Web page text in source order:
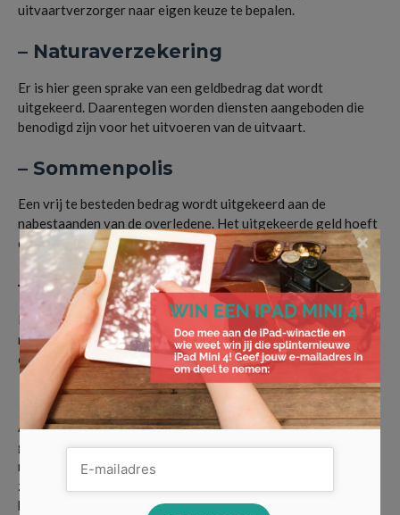
uitvaartverzorger naar eigen keuze te bepalen.
– Naturaverzekering
Er is hier geen sprake van een geldbedrag dat wordt
uitgekeerd. Daarentegen worden diensten aangeboden die
benodigd zijn voor het uitvoeren van de uitvaart.
– Sommenpolis
Een vrij te besteden bedrag wordt uitgekeerd aan de
nabestaanden van de overledene. Het uitgekeerde geld hoeft
dus niet gebruikt te worden voor de uiteindelijke uitvaart.
– Combinatie-uitvaartpolis
Dit betreft een combinatie van de kapitaal- en
naturaverzekering. Hiermee wordt het mogelijk gemaakt om
ook extra kosten of wensen mee te nemen in de verzekering.
Indexeren van de polis
Aangezien de kosten elk jaar weer stijgen, zal de polis
geindexeerd worden op deze prijsstijgingen. Je hebt hierbij de
mogelijkheid om de polis waardevast te maken, waarbij het
zijn waarde behoudt. Om te voorkomen dat het uitgekeerde
bedrag te laag is voor de uitvaartkosten is het indexeren van
×